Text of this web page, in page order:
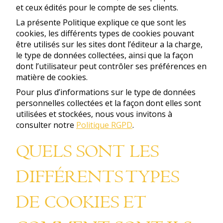
et ceux édités pour le compte de ses clients.
La présente Politique explique ce que sont les
cookies, les différents types de cookies pouvant
être utilisés sur les sites dont l’éditeur a la charge,
le type de données collectées, ainsi que la façon
dont l’utilisateur peut contrôler ses préférences en
matière de cookies.
Pour plus d’informations sur le type de données
personnelles collectées et la façon dont elles sont
utilisées et stockées, nous vous invitons à
consulter notre Politique RGPD.
QUELS SONT LES
DIFFÉRENTS TYPES
DE COOKIES ET